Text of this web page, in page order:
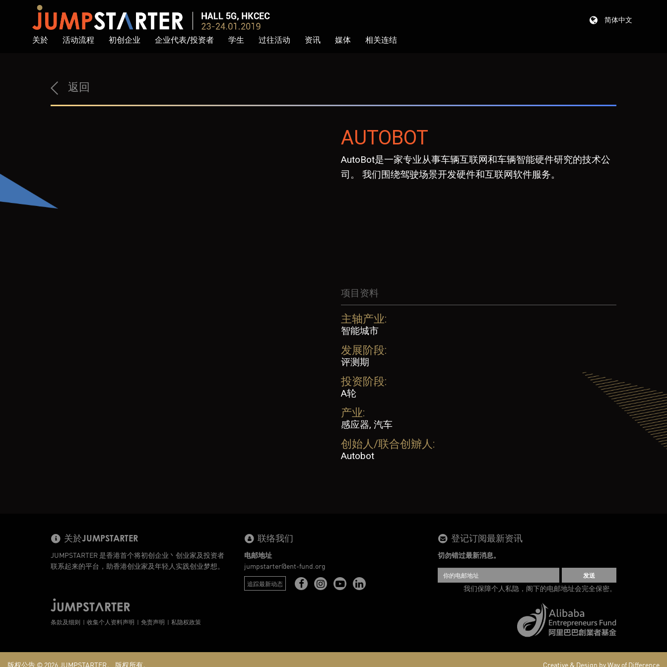
关於 活动流程 初创企业 企业代表/投资者 学生 过往活动 资讯 媒体 相关连结
简体中文
返回
AUTOBOT
AutoBot是一家专业从事车辆互联网和车辆智能硬件研究的技术公
司。 我们围绕驾驶场景开发硬件和互联网软件服务。
项目资料
主轴产业:
智能城市
发展阶段:
评测期
投资阶段:
A轮
产业:
感应器, 汽车
创始人/联合创辧人:
Autobot
关於JUMPSTARTER
JUMPSTARTER 是香港首个将初创企业丶创业家及投资者
联系起来的平台，助香港创业家及年轻人实践创业梦想。
联络我们
电邮地址
jumpstarter@ent-fund.org
追踪最新动态
登记订阅最新资讯
切勿错过最新消息。
发送
我们保障个人私隐，阁下的电邮地址会完全保密。
条款及细则 收集个人资料声明 免责声明 私隐权政策
版权公告 © 2026JUMPSTARTER。 版权所有。 Creative & Design by Way of Difference